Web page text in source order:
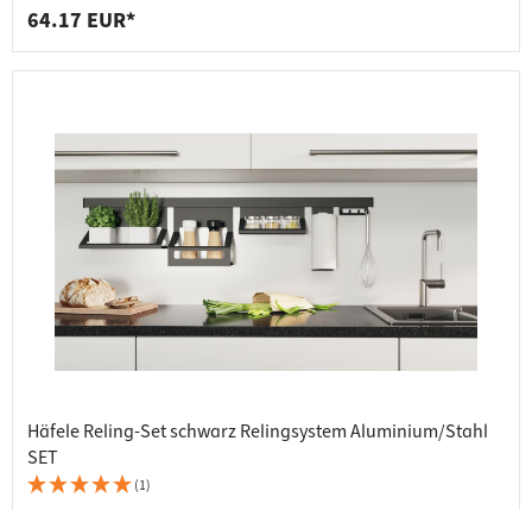
64.17 EUR*
Häfele Reling-Set schwarz Relingsystem Aluminium/Stahl
SET
(1)